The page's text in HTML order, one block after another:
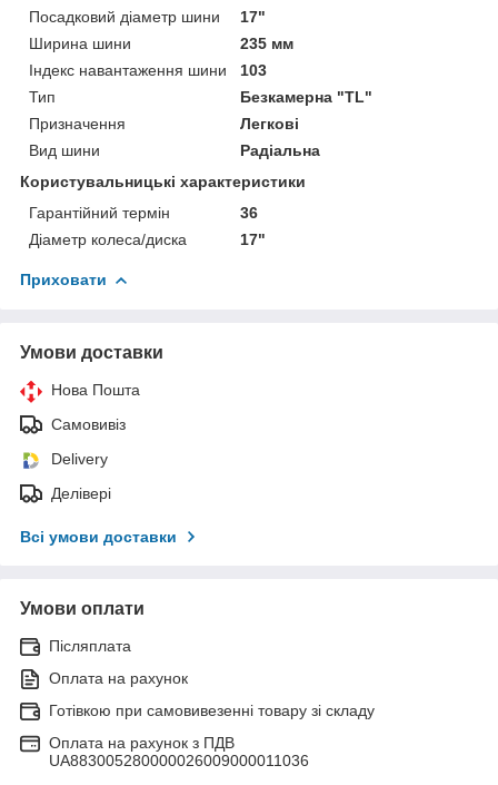
Посадковий діаметр шини
17"
Ширина шини
235 мм
Індекс навантаження шини
103
Тип
Безкамерна "TL"
Призначення
Легкові
Вид шини
Радіальна
Користувальницькі характеристики
Гарантійний термін
36
Діаметр колеса/диска
17"
Приховати
Умови доставки
Нова Пошта
Самовивіз
Delivery
Делівері
Всі умови доставки
Умови оплати
Післяплата
Оплата на рахунок
Готівкою при самовивезенні товару зі складу
Оплата на рахунок з ПДВ
UA883005280000026009000011036